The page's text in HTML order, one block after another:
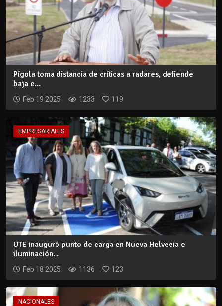
Pígola toma distancia de críticas a radares, defiende
baja e...
Feb 19 2025 1233 119
EMPRESARIALES
UTE inauguró punto de carga en Nueva Helvecia e
iluminación...
Feb 18 2025 1136 123
NACIONALES